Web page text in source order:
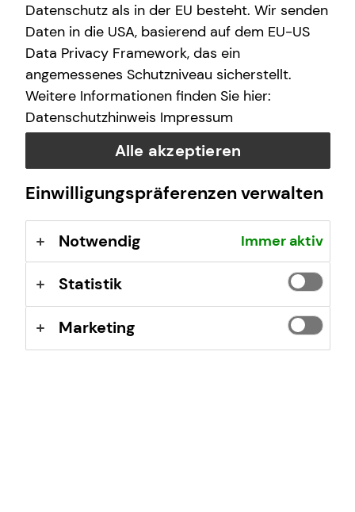
schwere Krankheit – und schon ist nichts mehr, wie es
war. Deshalb ist die individuelle Arbeitskraftabsicherung
so wichtig für dich.
Datenschutz als in der EU besteht. Wir senden
Daten in die USA, basierend auf dem EU-US
Data Privacy Framework, das ein
angemessenes Schutzniveau sicherstellt.
Weitere Informationen finden Sie hier:
Datenschutzhinweis Impressum
Alle akzeptieren
Einwilligungspräferenzen verwalten
Notwendig Immer aktiv
Statistik
Marketing